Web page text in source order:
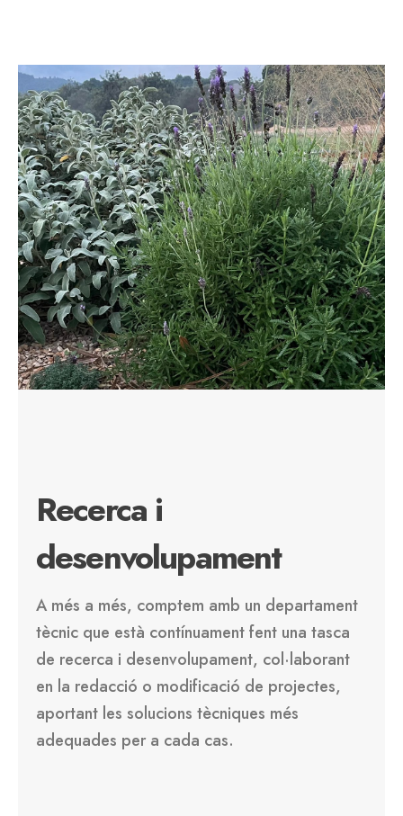
Recerca i
desenvolupament
A més a més, comptem amb un departament
tècnic que està contínuament fent una tasca
de recerca i desenvolupament, col·laborant
en la redacció o modificació de projectes,
aportant les solucions tècniques més
adequades per a cada cas.